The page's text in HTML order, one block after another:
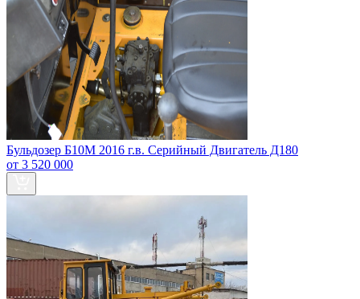
Бульдозер Б10М 2016 г.в. Серийный Двигатель Д180
от 3 520 000